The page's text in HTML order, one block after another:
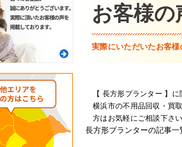
お客様の
実際にいただいたお客様
【 長方形プランター 】
横浜市の不用品回収・買
方はお気軽にご相談下さ
長方形プランターの記事一